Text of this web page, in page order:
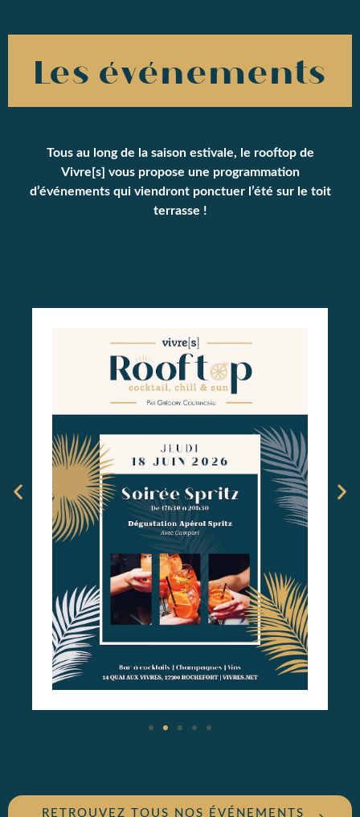
Les événements
Tous au long de la saison estivale, le rooftop de
Vivre[s] vous propose une programmation
d’événements qui viendront ponctuer l’été sur le toit
terrasse !
RETROUVEZ TOUS NOS ÉVÉNEMENTS